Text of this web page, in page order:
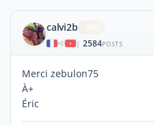
calvi2b
| 2584POSTS
Merci zebulon75
À+
Éric